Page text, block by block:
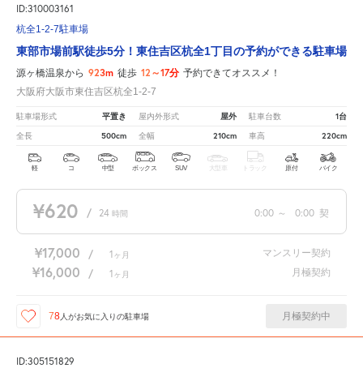
ID:310003161
杭全1-2-7駐車場
東部市場前駅徒歩5分！東住吉区杭全1丁目の予約ができる駐車場
源ヶ橋温泉から 923m 徒歩 12～17分 予約できてオススメ！
大阪府大阪市東住吉区杭全1-2-7
駐車場形式 平置き 屋内外形式 屋外 駐車台数 1台
全長 500cm 全幅 210cm 車高 220cm
軽 コ 中型 ボックス SUV 大型車 トラック 原付 バイク
¥620 / 24 時間 0:00 ～ 0:00 契
¥17,000 / 1 ヶ月 マンスリー契約
¥16,000 / 1 ヶ月 月極契約
78 人がお気に入りの駐車場 月極契約中
ID:305151829